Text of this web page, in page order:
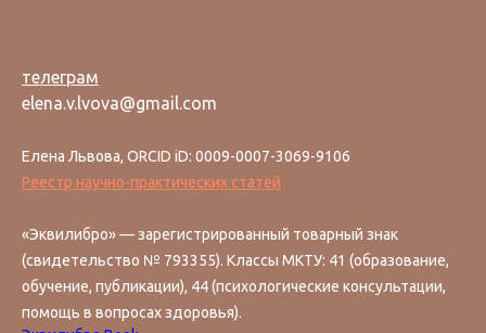
телеграм
elena.v.lvova@gmail.com
Елена Львова, ORCID iD: 0009-0007-3069-9106
Реестр научно-практических статей
«Эквилибро» — зарегистрированный товарный знак
(свидетельство № 793355). Классы МКТУ: 41 (образование,
обучение, публикации), 44 (психологические консультации,
помощь в вопросах здоровья).